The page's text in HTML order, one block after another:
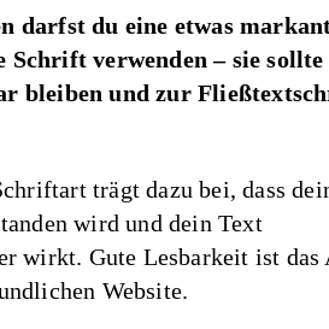
darfst du eine etwas
verwenden – sie sollte
bleiben und zur
trägt dazu bei, dass
wird und dein Text
wirkt. Gute Lesbarkeit ist das
Website.